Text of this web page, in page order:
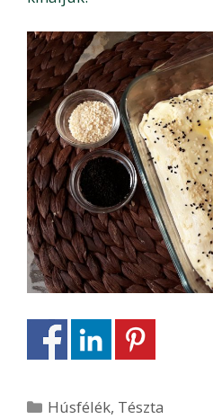
Kategória
Húsfélék, Tészta